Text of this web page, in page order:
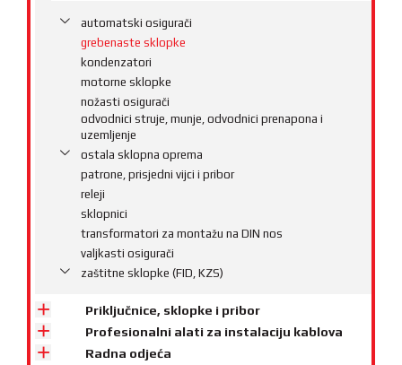
automatski osigurači
grebenaste sklopke
kondenzatori
motorne sklopke
nožasti osigurači
odvodnici struje, munje, odvodnici prenapona i
uzemljenje
ostala sklopna oprema
patrone, prisjedni vijci i pribor
releji
sklopnici
transformatori za montažu na DIN nos
valjkasti osigurači
zaštitne sklopke (FID, KZS)
Priključnice, sklopke i pribor
Profesionalni alati za instalaciju kablova
Radna odjeća